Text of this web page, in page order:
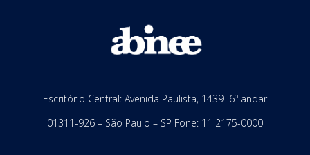
Escritório Central: Avenida Paulista, 1439 6º andar
01311-926 – São Paulo – SP Fone: 11 2175-0000